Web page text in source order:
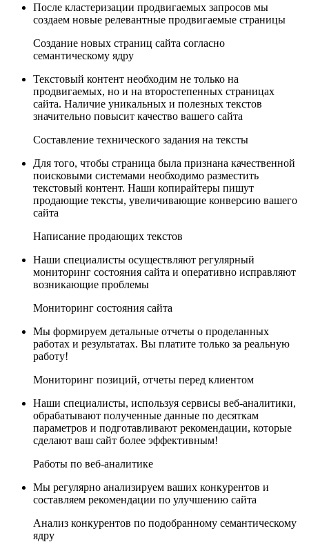
После кластеризации продвигаемых запросов мы
создаем новые релевантные продвигаемые страницы
Создание новых страниц сайта согласно
семантическому ядру
Текстовый контент необходим не только на
продвигаемых, но и на второстепенных страницах
сайта. Наличие уникальных и полезных текстов
значительно повысит качество вашего сайта
Составление технического задания на тексты
Для того, чтобы страница была признана качественной
поисковыми системами необходимо разместить
текстовый контент. Наши копирайтеры пишут
продающие тексты, увеличивающие конверсию вашего
сайта
Написание продающих текстов
Наши специалисты осуществляют регулярный
мониторинг состояния сайта и оперативно исправляют
возникающие проблемы
Мониторинг состояния сайта
Мы формируем детальные отчеты о проделанных
работах и результатах. Вы платите только за реальную
работу!
Мониторинг позиций, отчеты перед клиентом
Наши специалисты, используя сервисы веб-аналитики,
обрабатывают полученные данные по десяткам
параметров и подготавливают рекомендации, которые
сделают ваш сайт более эффективным!
Работы по веб-аналитике
Мы регулярно анализируем ваших конкурентов и
составляем рекомендации по улучшению сайта
Анализ конкурентов по подобранному семантическому
ядру